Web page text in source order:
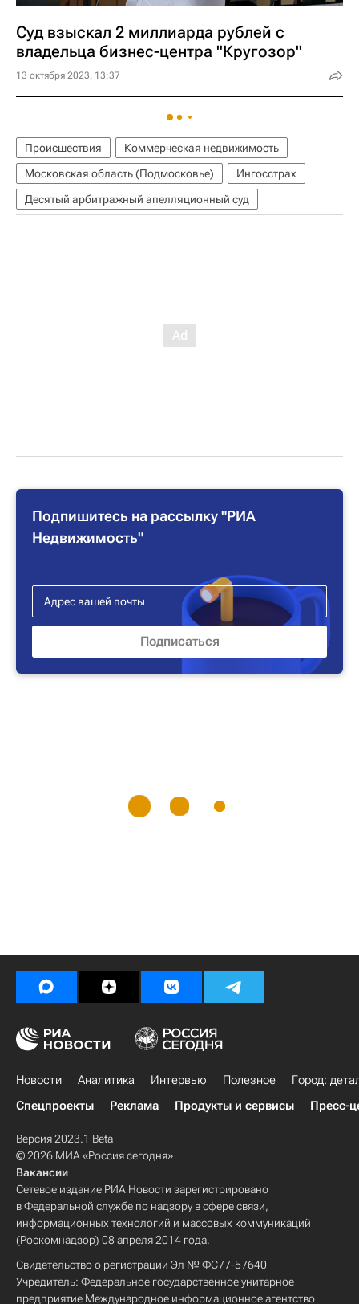
Суд взыскал 2 миллиарда рублей с
владельца бизнес-центра "Кругозор"
13 октября 2023, 13:37
Происшествия
Коммерческая недвижимость
Московская область (Подмосковье)
Ингосстрах
Десятый арбитражный апелляционный суд
Подпишитесь на рассылку "РИА
Недвижимость"
Новости Аналитика Интервью Полезное
Город:
Спецпроекты
Реклама Продукты и сервисы Пресс-
Версия 2023.1 Beta
© 2026 МИА «Россия сегодня»
Вакансии
Сетевое издание РИА Новости зарегистрировано
в Федеральной службе по надзору в сфере связи,
информационных технологий и массовых коммуникаций
(Роскомнадзор) 08 апреля 2014 года.
Свидетельство о регистрации Эл № ФС77-57640
Учредитель: Федеральное государственное унитарное
предприятие Международное информационное агентство